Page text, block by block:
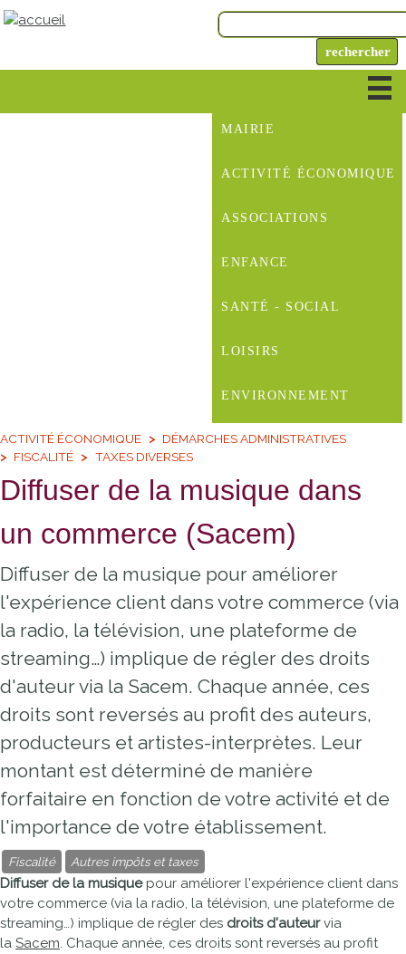
MAIRIE
ACTIVITÉ ÉCONOMIQUE
ASSOCIATIONS
ENFANCE
SANTÉ - SOCIAL
LOISIRS
ENVIRONNEMENT
ACTIVITÉ ÉCONOMIQUE
DÉMARCHES ADMINISTRATIVES
FISCALITÉ
TAXES DIVERSES
Diffuser de la musique dans
un commerce (Sacem)
Diffuser de la musique pour améliorer
l'expérience client dans votre commerce (via
la radio, la télévision, une plateforme de
streaming…) implique de régler des droits
d'auteur via la Sacem. Chaque année, ces
droits sont reversés au profit des auteurs,
producteurs et artistes-interprètes. Leur
montant est déterminé de manière
forfaitaire en fonction de votre activité et de
l'importance de votre établissement.
Fiscalité Autres impôts et taxes
Diffuser de la musiquepour améliorer l'expérience client dans
votre commerce (via la radio, la télévision, une plateforme de
streaming…) implique de régler des droits d'auteurvia
la Sacem. Chaque année, ces droits sont reversés au profit